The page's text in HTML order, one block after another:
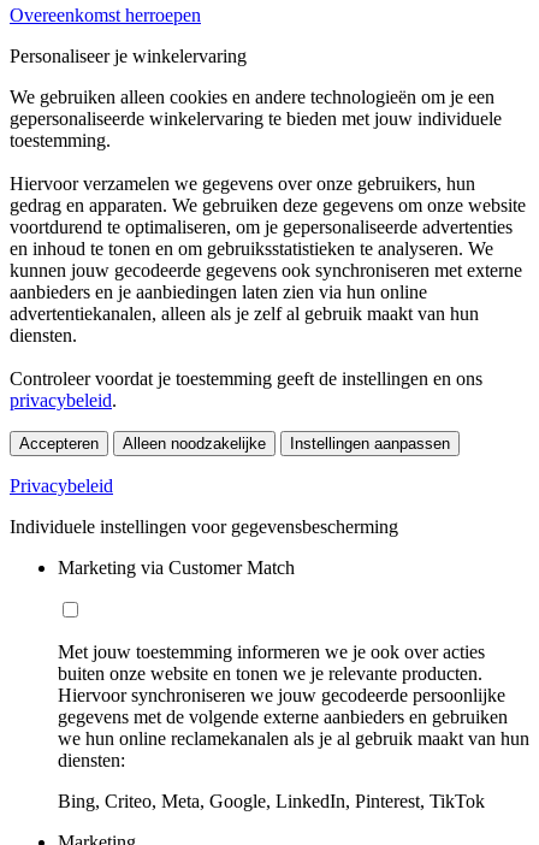
Overeenkomst herroepen
Personaliseer je winkelervaring
We gebruiken alleen cookies en andere technologieën om je een
gepersonaliseerde winkelervaring te bieden met jouw individuele
toestemming.
Hiervoor verzamelen we gegevens over onze gebruikers, hun
gedrag en apparaten. We gebruiken deze gegevens om onze website
voortdurend te optimaliseren, om je gepersonaliseerde advertenties
en inhoud te tonen en om gebruiksstatistieken te analyseren. We
kunnen jouw gecodeerde gegevens ook synchroniseren met externe
aanbieders en je aanbiedingen laten zien via hun online
advertentiekanalen, alleen als je zelf al gebruik maakt van hun
diensten.
Controleer voordat je toestemming geeft de instellingen en ons
privacybeleid.
Accepteren Alleen noodzakelijke Instellingen aanpassen
Privacybeleid
Individuele instellingen voor gegevensbescherming
Marketing via Customer Match
Met jouw toestemming informeren we je ook over acties
buiten onze website en tonen we je relevante producten.
Hiervoor synchroniseren we jouw gecodeerde persoonlijke
gegevens met de volgende externe aanbieders en gebruiken
we hun online reclamekanalen als je al gebruik maakt van hun
diensten:
Bing, Criteo, Meta, Google, LinkedIn, Pinterest, TikTok